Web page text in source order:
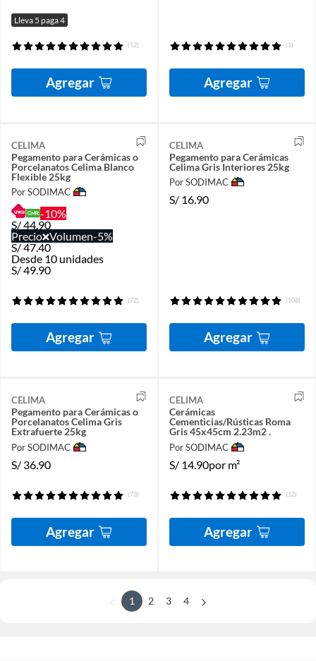
Lleva 5 paga 4
(12)
Agregar
(1)
Agregar
CELIMA
Pegamento para Cerámicas o
Porcelanatos Celima Blanco
Flexible 25kg
Por SODIMAC
-10%
S/44.90
Precio Volumen-5%
S/47.40
Desde 10 unidades
S/49.90
(72)
Agregar
CELIMA
Pegamento para Cerámicas
Celima Gris Interiores 25kg
Por SODIMAC
S/ 16.90
(108)
Agregar
CELIMA
Pegamento para Cerámicas o
Porcelanatos Celima Gris
Extrafuerte 25kg
Por SODIMAC
S/ 36.90
(73)
Agregar
CELIMA
Cerámicas
Cementicias/Rústicas Roma
Gris 45x45cm 2.23m2 .
Por SODIMAC
S/ 14.90por m²
(12)
Agregar
1 2 3 4